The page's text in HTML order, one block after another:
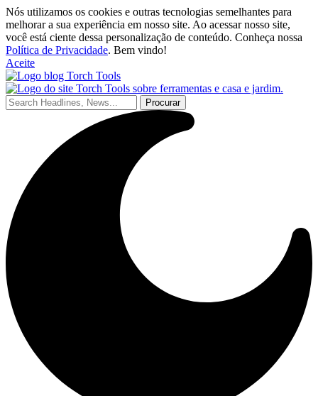
Nós utilizamos os cookies e outras tecnologias semelhantes para
melhorar a sua experiência em nosso site. Ao acessar nosso site,
você está ciente dessa personalização de conteúdo. Conheça nossa
Política de Privacidade. Bem vindo!
Aceite